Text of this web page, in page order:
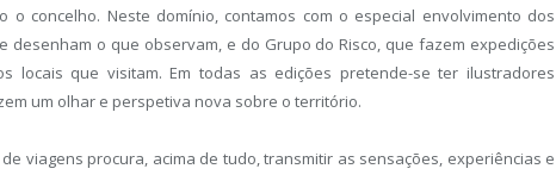
concelho. Neste domínio, contamos com o especial envolvimento dos
desenham o que observam, e do Grupo do Risco, que fazem expedições
que visitam. Em todas as edições pretende-se ter ilustradores
um olhar e perspetiva nova sobre o território.
viagens procura, acima de tudo, transmitir as sensações, experiências e